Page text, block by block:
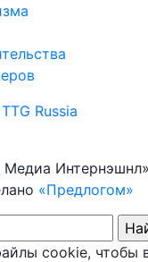
Russia
«Предлогом»
cookie, чтобы